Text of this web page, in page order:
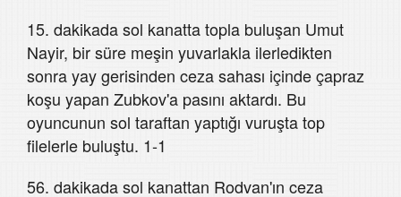
15. dakikada sol kanatta topla buluşan Umut
Nayir, bir süre meşin yuvarlakla ilerledikten
sonra yay gerisinden ceza sahası içinde çapraz
koşu yapan Zubkov'a pasını aktardı. Bu
oyuncunun sol taraftan yaptığı vuruşta top
filelerle buluştu. 1-1
56. dakikada sol kanattan Rodvan'ın ceza